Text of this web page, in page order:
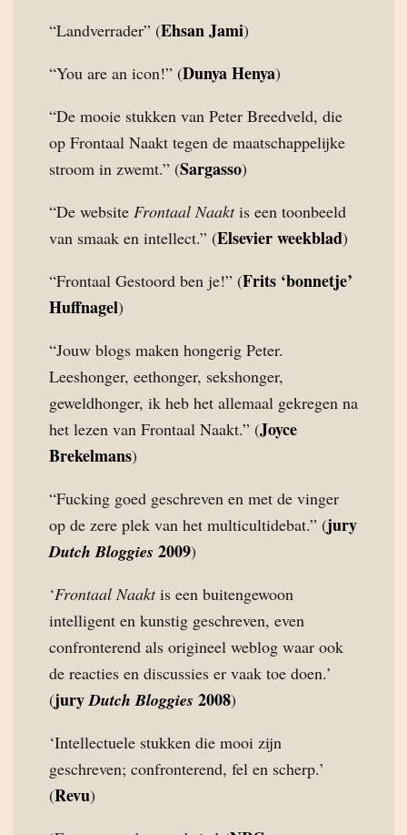
“Landverrader” (Ehsan Jami)
“You are an icon!” (Dunya Henya)
“De mooie stukken van Peter Breedveld, die
op Frontaal Naakt tegen de maatschappelijke
stroom in zwemt.” (Sargasso)
“De website Frontaal Naaktis een toonbeeld
van smaak en intellect.” (Elsevier weekblad)
“Frontaal Gestoord ben je!” (Frits ‘bonnetje’
Huffnagel)
“Jouw blogs maken hongerig Peter.
Leeshonger, eethonger, sekshonger,
geweldhonger, ik heb het allemaal gekregen na
het lezen van Frontaal Naakt.” (Joyce
Brekelmans)
“Fucking goed geschreven en met de vinger
op de zere plek van het multicultidebat.” (jury
Dutch Bloggies 2009)
‘Frontaal Naaktis een buitengewoon
intelligent en kunstig geschreven, even
confronterend als origineel weblog waar ook
de reacties en discussies er vaak toe doen.’
(juryDutch Bloggies 2008)
‘Intellectuele stukken die mooi zijn
geschreven; confronterend, fel en scherp.’
(Revu)